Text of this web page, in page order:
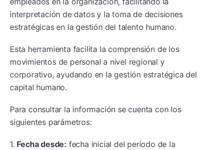
interpretación de datos y la toma de decisiones
estratégicas en la gestión del talento humano.
Esta herramienta facilita la comprensión de los
movimientos de personal a nivel regional y
corporativo, ayudando en la gestión estratégica del
capital humano.
Para consultar la información se cuenta con los
siguientes parámetros:
1. Fecha desde: fecha inicial del período de la